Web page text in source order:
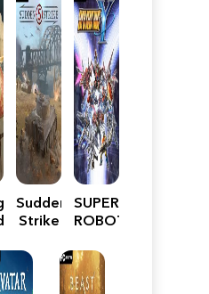
Sudden
Strike
SUPER
ROBOT
Y